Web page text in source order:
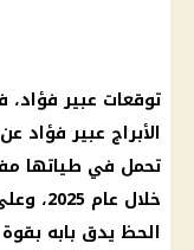
توقعات عبير
الأبراج عبير فؤاد
تحمل في طياتها
خلال
الحظ يدق بابه